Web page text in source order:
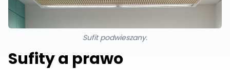
Sufit podwieszany.
Sufity a prawo